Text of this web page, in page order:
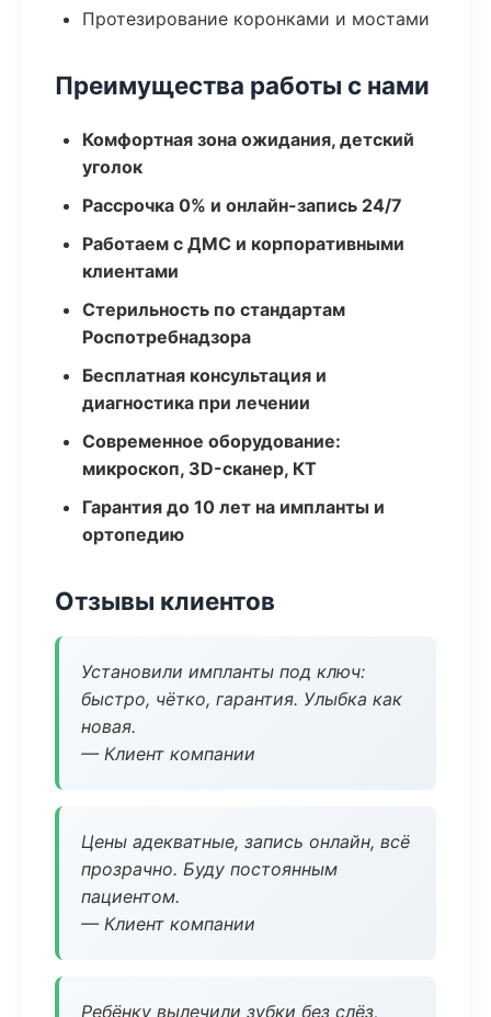
Протезирование коронками и мостами
Преимущества работы с нами
Комфортная зона ожидания, детский
уголок
Рассрочка 0% и онлайн-запись 24/7
Работаем с ДМС и корпоративными
клиентами
Стерильность по стандартам
Роспотребнадзора
Бесплатная консультация и
диагностика при лечении
Современное оборудование:
микроскоп, 3D-сканер, КТ
Гарантия до 10 лет на импланты и
ортопедию
Отзывы клиентов
Установили импланты под ключ:
быстро, чётко, гарантия. Улыбка как
новая.
— Клиент компании
Цены адекватные, запись онлайн, всё
прозрачно. Буду постоянным
пациентом.
— Клиент компании
Ребёнку вылечили зубки без слёз,